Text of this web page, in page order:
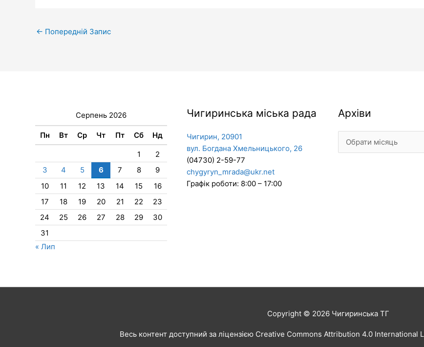
← Попередній Запис
Серпень 2026
Пн Вт Ср Чт Пт Сб Нд
1
2
3
4 5 6 7 8
9
10
11 12 13 14 15
16
17
18 19 20 21 22
23
24
25 26 27 28 29
30
31
« Лип
Чигиринська міська рада
Чигирин, 20901
вул. Богдана Хмельницького, 26
(04730) 2-59-77
chygyryn_mrada@ukr.net
Графік роботи: 8:00 – 17:00
Архіви
Архіви
Copyright © 2026 Чигиринська ТГ
Весь контент доступний за ліцензією Creative Commons Attribution 4.0 International